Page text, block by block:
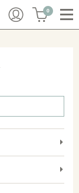
0